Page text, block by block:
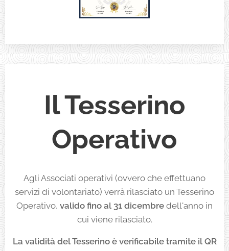
Il Tesserino
Operativo
Agli Associati operativi (ovvero che effettuano
servizi di volontariato) verrà rilasciato un Tesserino
Operativo, valido fino al 31 dicembre dell'anno in
cui viene rilasciato.
La validità del Tesserino è verificabile tramite il QR